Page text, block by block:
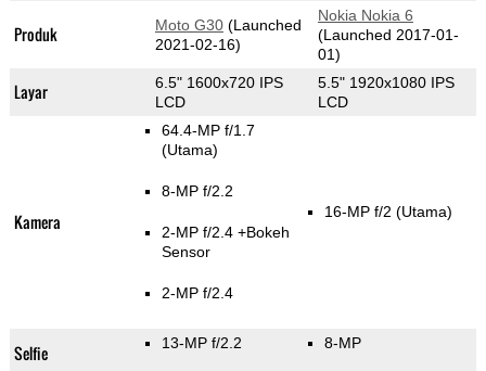
Produk Moto G30(Launched
2021-02-16)
Nokia Nokia 6
(Launched 2017-01-
01)
Layar
6.5" 1600x720 IPS
LCD
5.5" 1920x1080 IPS
LCD
Kamera
64.4-MP f/1.7
(Utama)
8-MP f/2.2
2-MP f/2.4 +Bokeh
Sensor
2-MP f/2.4
16-MP f/2 (Utama)
Selfie 13-MP f/2.2 8-MP